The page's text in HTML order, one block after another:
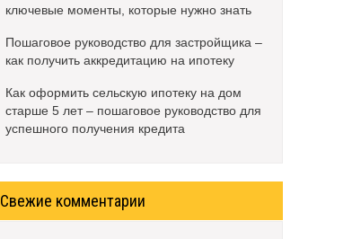
ключевые моменты, которые нужно знать
Пошаговое руководство для застройщика –
как получить аккредитацию на ипотеку
Как оформить сельскую ипотеку на дом
старше 5 лет – пошаговое руководство для
успешного получения кредита
Свежие комментарии